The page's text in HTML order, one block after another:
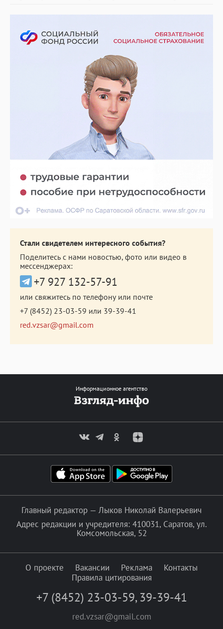
Стали свидетелем интересного события?
Поделитесь с нами новостью, фото или видео в
мессенджерах:
+7 927 132-57-91
или свяжитесь по телефону или почте
+7 (8452) 23-03-59 или 39-39-41
red.vzsar@gmail.com
Информационное агентство
Главный редактор — Лыков Николай Валерьевич
Адрес редакции и учредителя: 410031, Саратов, ул.
Комсомольская, 52
О проекте Вакансии Реклама
Контакты
Правила цитирования
+7 (8452) 23-03-59, 39-39-41
red.vzsar@gmail.com